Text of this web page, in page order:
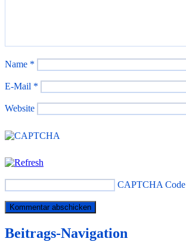
Name *
E-Mail *
Website
CAPTCHA Code
Beitrags-Navigation